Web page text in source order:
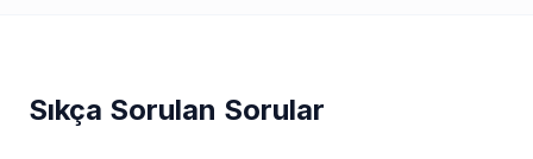
Sıkça Sorulan Sorular